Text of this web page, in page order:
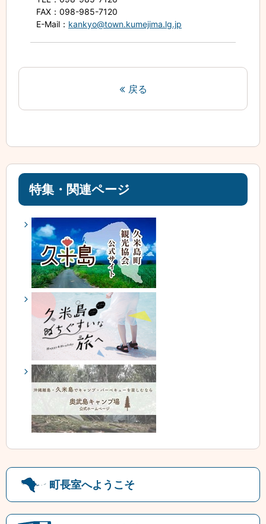
FAX ：098-985-7120
E-Mail ： kankyo@town.kumejima.lg.jp
戻る
特集・関連ページ
町長室へようこそ